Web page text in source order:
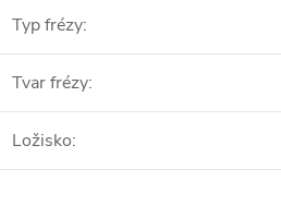
Typ frézy:
Tvar frézy:
Ložisko: